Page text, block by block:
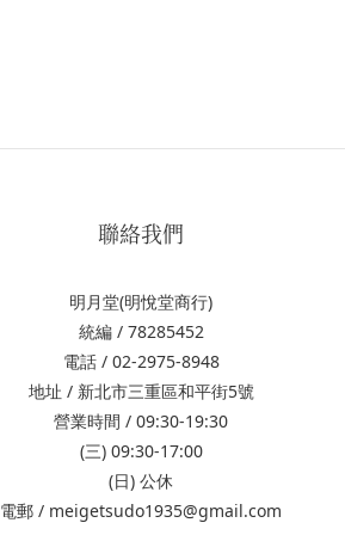
聯絡我們
明月堂(明悅堂商行)
統編 / 78285452
電話 / 02-2975-8948
地址 / 新北市三重區和平街5號
營業時間 / 09:30-19:30
(三) 09:30-17:00
(日) 公休
電郵 / meigetsudo1935@gmail.com